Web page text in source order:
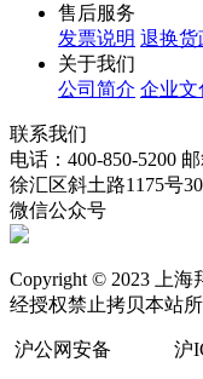
售后服务
发票说明 退换货
关于我们
公司简介 企业文
联系我们
电话：400-850-5200 邮
徐汇区斜土路1175号
微信公众号
Copyright © 2023 上
经授权禁止拷贝本站
沪公网安备 沪